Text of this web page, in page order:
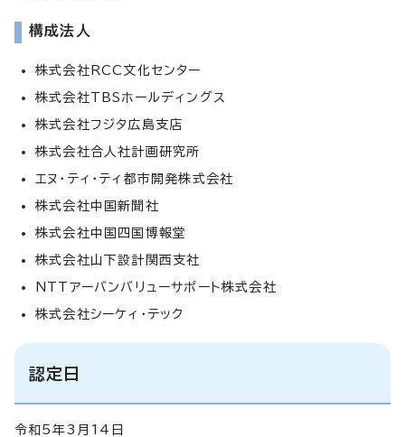
構成法人
株式会社RCC文化センター
株式会社TBSホールディングス
株式会社フジタ広島支店
株式会社合人社計画研究所
エヌ・ティ・ティ都市開発株式会社
株式会社中国新聞社
株式会社中国四国博報堂
株式会社山下設計関西支社
NTTアーバンバリューサポート株式会社
株式会社シーケィ・テック
認定日
令和5年3月14日